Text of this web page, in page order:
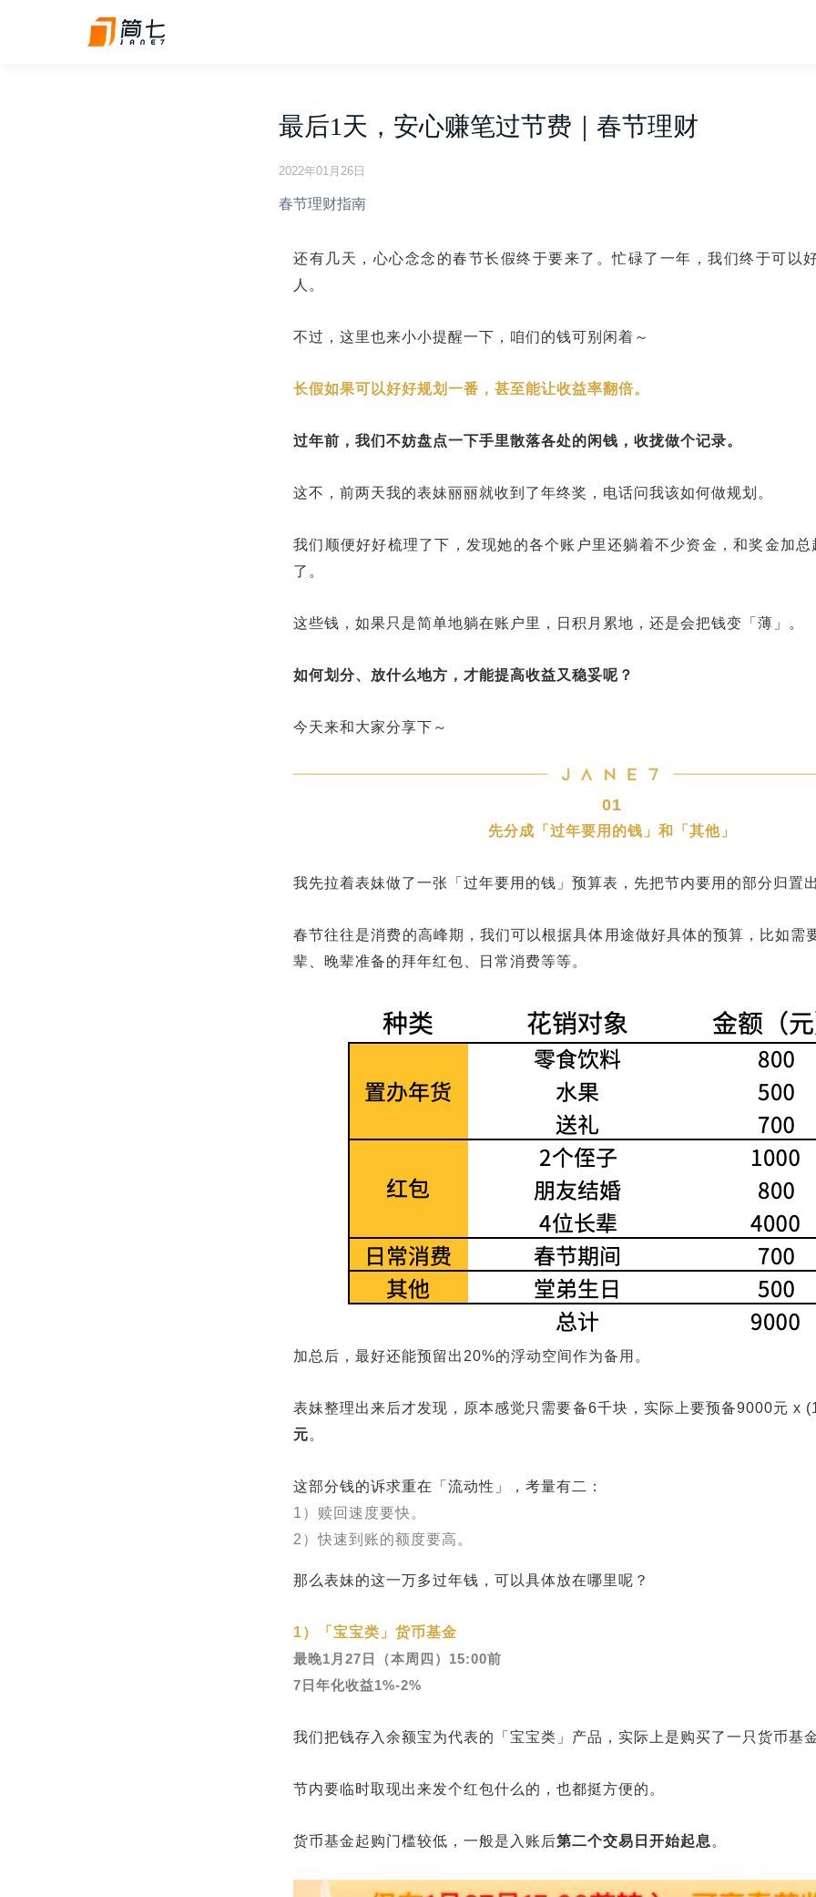
最后1天，安心赚笔过节费｜春节理财
2022年01月26日
春节理财指南
还有几天，心心念念的春节长假终于要来了。忙碌了一年，我们终于可以
人。
不过，这里也来小小提醒一下，咱们的钱可别闲着 ～
长假如果可以好好规划一番，甚至能让收益率翻倍。
过年前，我们不妨盘点一下手里散落各处的闲钱，收拢做个记录。
这不，前两天我的表妹丽丽就收到了年终奖，电话问我该如何做规划。
我们顺便好好梳理了下，发现她的各个账户里还躺着不少资金，和奖金加
了。
这些钱，如果只是简单地躺在账户里，日积月累地，还是会把钱变「薄」。
如何划分、放什么地方，才能提高收益又稳妥呢？
今天来和大家分享下 ～
01
先分成 「 过年要用的钱 」 和「其他」
我先拉着表妹做了一张「过年要用的钱」预算表，先把节内要用的部分归置
春节往往是消费的高峰期，我们可以根据具体用途做好具体的预算，比如需
辈、晚辈准备的拜年红包、日常消费等等。
加总后，最好还能预留出20%的浮动空间作为备用。
表妹整理出来后才发现，原本感觉只需要备6千块，实际上要预备9000元 x
元。
这部分钱的诉求重在「流动性」，考量有二：
1）赎回速度要快。
2）快速到账的额度要高。
那么表妹的这一万多过年钱，可以具体放在哪里呢？
1）「宝宝类」货币基金
最晚1月27日（本周四）15:00前
7日年化收益1%-2%
我们把钱存入余额宝为代表的「宝宝类」产品，实际上是购买了一只货币基
节内要临时取现出来发个红包什么的，也都挺方便的。
货币基金起购门槛较低，一般是入账后第二个交易日开始起息 。